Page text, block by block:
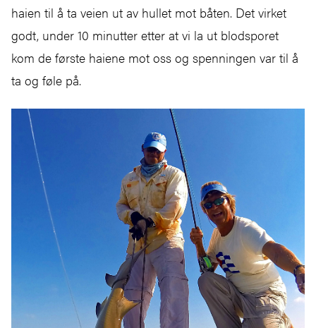
haien til å ta veien ut av hullet mot båten. Det virket
godt, under 10 minutter etter at vi la ut blodsporet
kom de første haiene mot oss og spenningen var til å
ta og føle på.